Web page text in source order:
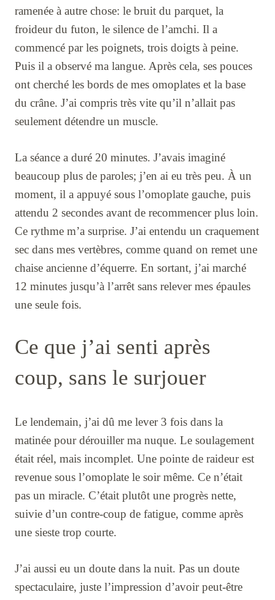
ramenée à autre chose: le bruit du parquet, la
froideur du futon, le silence de l’amchi. Il a
commencé par les poignets, trois doigts à peine.
Puis il a observé ma langue. Après cela, ses pouces
ont cherché les bords de mes omoplates et la base
du crâne. J’ai compris très vite qu’il n’allait pas
seulement détendre un muscle.
La séance a duré 20 minutes. J’avais imaginé
beaucoup plus de paroles; j’en ai eu très peu. À un
moment, il a appuyé sous l’omoplate gauche, puis
attendu 2 secondes avant de recommencer plus loin.
Ce rythme m’a surprise. J’ai entendu un craquement
sec dans mes vertèbres, comme quand on remet une
chaise ancienne d’équerre. En sortant, j’ai marché
12 minutes jusqu’à l’arrêt sans relever mes épaules
une seule fois.
Ce que j’ai senti après
coup, sans le surjouer
Le lendemain, j’ai dû me lever 3 fois dans la
matinée pour dérouiller ma nuque. Le soulagement
était réel, mais incomplet. Une pointe de raideur est
revenue sous l’omoplate le soir même. Ce n’était
pas un miracle. C’était plutôt une progrès nette,
suivie d’un contre-coup de fatigue, comme après
une sieste trop courte.
J’ai aussi eu un doute dans la nuit. Pas un doute
spectaculaire, juste l’impression d’avoir peut-être